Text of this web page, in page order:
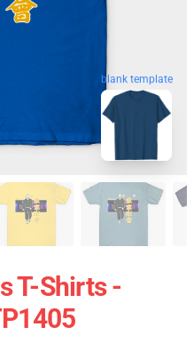
blank template
T-Shirts -